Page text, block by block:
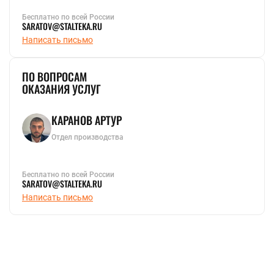
Бесплатно по всей России
SARATOV@STALTEKA.RU
Написать письмо
ПО ВОПРОСАМ
ОКАЗАНИЯ УСЛУГ
КАРАНОВ АРТУР
Отдел производства
Бесплатно по всей России
SARATOV@STALTEKA.RU
Написать письмо